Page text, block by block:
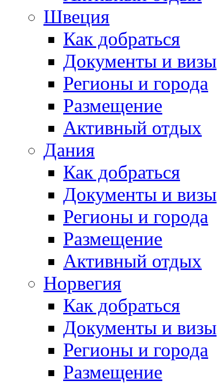
Швеция
Как добраться
Документы и визы
Регионы и города
Размещение
Активный отдых
Дания
Как добраться
Документы и визы
Регионы и города
Размещение
Активный отдых
Норвегия
Как добраться
Документы и визы
Регионы и города
Размещение